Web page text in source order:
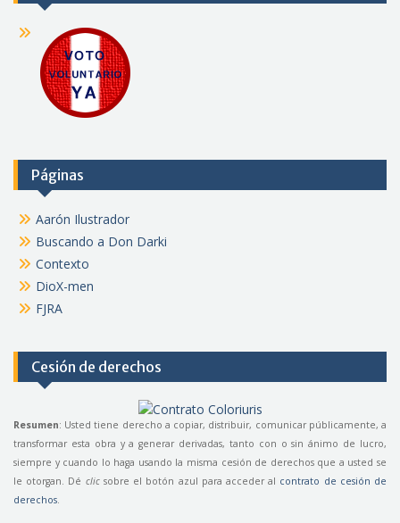
Páginas
Aarón Ilustrador
Buscando a Don Darki
Contexto
DioX-men
FJRA
Cesión de derechos
Resumen: Usted tiene derecho a copiar, distribuir, comunicar públicamente, a
transformar esta obra y a generar derivadas, tanto con o sin ánimo de lucro,
siempre y cuando lo haga usando la misma cesión de derechos que a usted se
le otorgan. Dé clicsobre el botón azul para acceder al contrato de cesión de
derechos